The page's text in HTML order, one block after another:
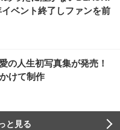
ベント終了しファンを前
の人生初写真集が発売！
けて制作
と見る